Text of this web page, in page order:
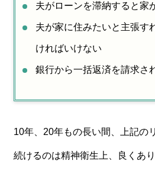
夫がローンを滞納すると家
夫が家に住みたいと主張す
ければいけない
銀行から一括返済を請求さ
10年、20年もの長い間、上記の
続けるのは精神衛生上、良くあり